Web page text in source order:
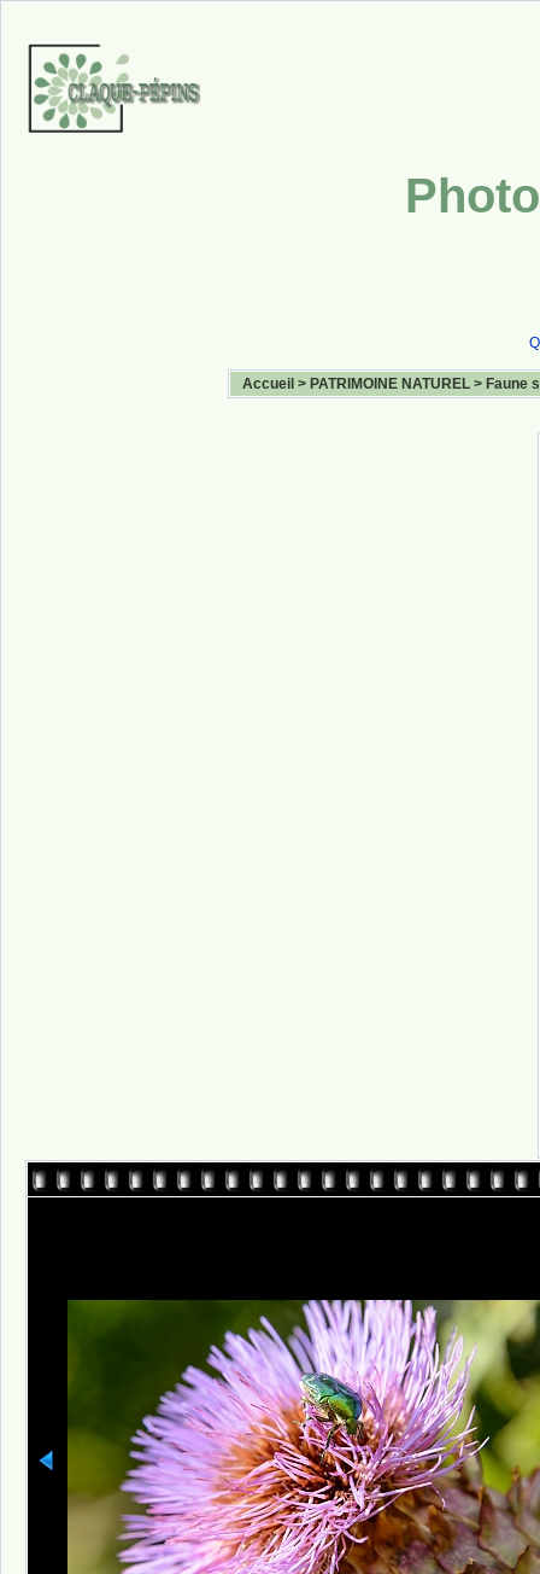
Accueil > PATRIMOINE NATUREL > Faune